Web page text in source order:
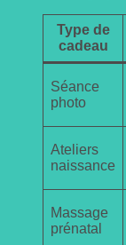
Type de
cadeau
Séance
photo
Ateliers
naissance
Massage
prénatal